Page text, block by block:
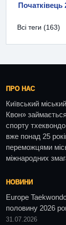
Початківець
Всі теги (163)
ПРО НАС
Київський
Квон»
спорту
вже понад 25
переможцями
міжнародних
НОВИНИ
Europe
половину 2026
31.07.2026